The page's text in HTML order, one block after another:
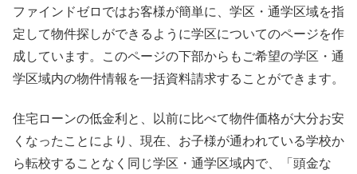
ファインドゼロではお客様が簡単に、学区・通学区域を指
定して物件探しができるように学区についてのページを作
成しています。このページの下部からもご希望の学区・通
学区域内の物件情報を一括資料請求することができます。
住宅ローンの低金利と、以前に比べて物件価格が大分お安
くなったことにより、現在、お子様が通われている学校か
ら転校することなく同じ学区・通学区域内で、「頭金な